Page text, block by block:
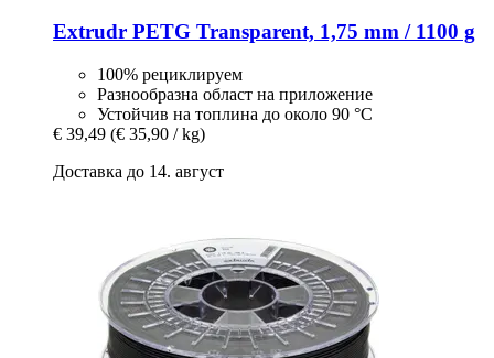
Extrudr PETG Transparent, 1,75 mm / 1100 g
100% рециклируем
Разнообразна област на приложение
Устойчив на топлина до около 90 °C
€ 39,49 (€ 35,90 / kg)
Доставка до 14. август